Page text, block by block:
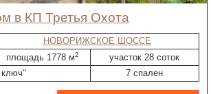
в КП Третья Охота
НОВОРИЖСКОЕ ШОССЕ
площадь 1778 м2
участок 28 соток
7 спален